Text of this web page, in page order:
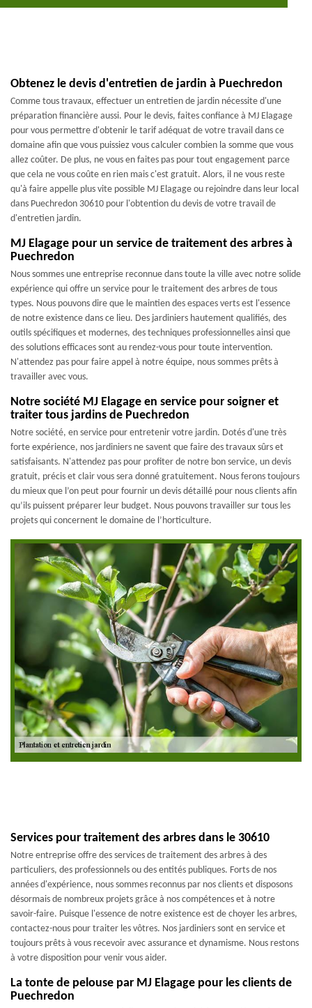
Obtenez le devis d'entretien de jardin à Puechredon
Comme tous travaux, effectuer un entretien de jardin nécessite d'une
préparation financière aussi. Pour le devis, faites confiance à MJ Elagage
pour vous permettre d'obtenir le tarif adéquat de votre travail dans ce
domaine afin que vous puissiez vous calculer combien la somme que vous
allez coûter. De plus, ne vous en faites pas pour tout engagement parce
que cela ne vous coûte en rien mais c'est gratuit. Alors, il ne vous reste
qu'à faire appelle plus vite possible MJ Elagage ou rejoindre dans leur local
dans Puechredon 30610 pour l'obtention du devis de votre travail de
d'entretien jardin.
MJ Elagage pour un service de traitement des arbres à
Puechredon
Nous sommes une entreprise reconnue dans toute la ville avec notre solide
expérience qui offre un service pour le traitement des arbres de tous
types. Nous pouvons dire que le maintien des espaces verts est l'essence
de notre existence dans ce lieu. Des jardiniers hautement qualifiés, des
outils spécifiques et modernes, des techniques professionnelles ainsi que
des solutions efficaces sont au rendez-vous pour toute intervention.
N'attendez pas pour faire appel à notre équipe, nous sommes prêts à
travailler avec vous.
Notre société MJ Elagage en service pour soigner et
traiter tous jardins de Puechredon
Notre société, en service pour entretenir votre jardin. Dotés d'une très
forte expérience, nos jardiniers ne savent que faire des travaux sûrs et
satisfaisants. N'attendez pas pour profiter de notre bon service, un devis
gratuit, précis et clair vous sera donné gratuitement. Nous ferons toujours
du mieux que l’on peut pour fournir un devis détaillé pour nous clients afin
qu’ils puissent préparer leur budget. Nous pouvons travailler sur tous les
projets qui concernent le domaine de l’horticulture.
Services pour traitement des arbres dans le 30610
Notre entreprise offre des services de traitement des arbres à des
particuliers, des professionnels ou des entités publiques. Forts de nos
années d'expérience, nous sommes reconnus par nos clients et disposons
désormais de nombreux projets grâce à nos compétences et à notre
savoir-faire. Puisque l'essence de notre existence est de choyer les arbres,
contactez-nous pour traiter les vôtres. Nos jardiniers sont en service et
toujours prêts à vous recevoir avec assurance et dynamisme. Nous restons
à votre disposition pour venir vous aider.
La tonte de pelouse par MJ Elagage pour les clients de
Puechredon